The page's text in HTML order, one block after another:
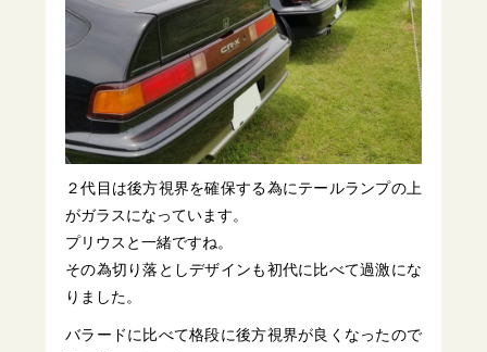
２代目は後方視界を確保する為にテールランプの上
がガラスになっています。
プリウスと一緒ですね。
その為切り落としデザインも初代に比べて過激にな
りました。
バラードに比べて格段に後方視界が良くなったので